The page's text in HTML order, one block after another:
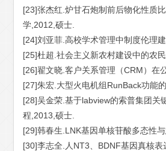
[23]张杰红.炉甘石炮制前后物化性质
学,2012,硕士.
[24]刘亚菲.高校学术管理中制度伦理
[25]杜超.社会主义新农村建设中的农
[26]翟文晓.客户关系管理（CRM）在
[27]朱宏.大型火电机组RunBack功能
[28]吴金荣.基于labview的索普集团关
程,2013,硕士.
[29]韩春生.LNK基因单核苷酸多态性
[30]李志全.人NT3、BDNF基因真核